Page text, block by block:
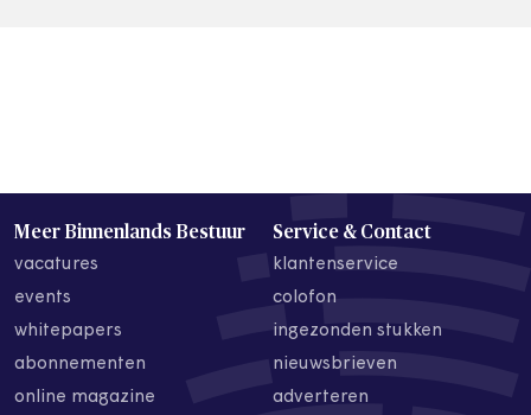
Meer Binnenlands Bestuur
vacatures
events
whitepapers
abonnementen
online magazine
Service & Contact
klantenservice
colofon
ingezonden stukken
nieuwsbrieven
adverteren